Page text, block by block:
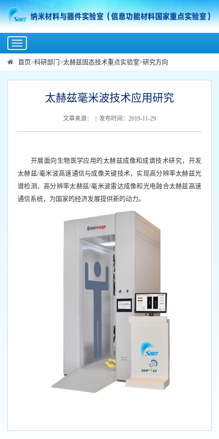
Toggle
navigation
首页>科研部门>太赫兹固态技术重点实验室>研究方向
太赫兹毫米波技术应用研究
文章来源： | 发布时间：2019-11-29
开展面向生物医学应用的太赫兹成像和成谱技术研究，开发
太赫兹/毫米波高速通信与成像关键技术，实现高分辨率太赫兹光
谱检测、高分辨率太赫兹/毫米波雷达成像和光电融合太赫兹高速
通信系统，为国家的经济发展提供新的动力。